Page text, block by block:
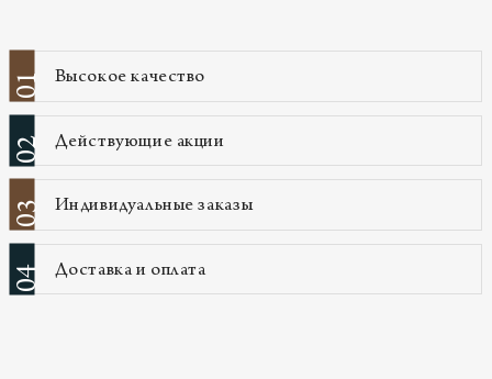
01 Высокое качество
02 Действующие акции
03 Индивидуальные заказы
04 Доставка и оплата